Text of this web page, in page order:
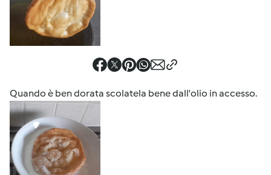
Quando è ben dorata scolatela bene dall'olio in accesso.